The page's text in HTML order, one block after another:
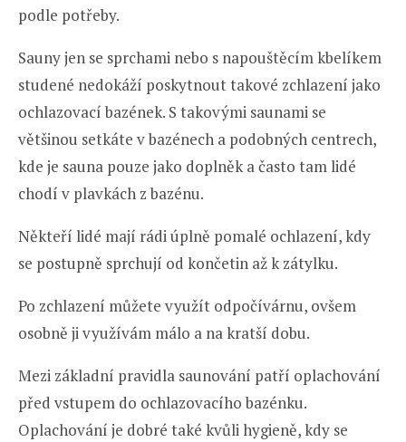
podle potřeby.
Sauny jen se sprchami nebo s napouštěcím kbelíkem
studené nedokáží poskytnout takové zchlazení jako
ochlazovací bazének. S takovými saunami se
většinou setkáte v bazénech a podobných centrech,
kde je sauna pouze jako doplněk a často tam lidé
chodí v plavkách z bazénu.
Někteří lidé mají rádi úplně pomalé ochlazení, kdy
se postupně sprchují od končetin až k zátylku.
Po zchlazení můžete využít odpočívárnu, ovšem
osobně ji využívám málo a na kratší dobu.
Mezi základní pravidla saunování patří oplachování
před vstupem do ochlazovacího bazénku.
Oplachování je dobré také kvůli hygieně, kdy se